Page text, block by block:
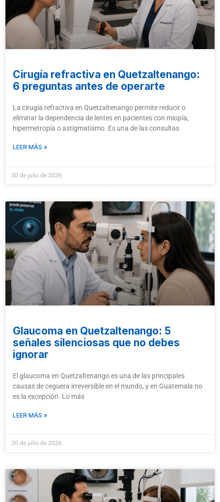
Cirugía refractiva en Quetzaltenango:
6 preguntas antes de operarte
La cirugía refractiva en Quetzaltenango permite reducir o
eliminar la dependencia de lentes en pacientes con miopía,
hipermetropía o astigmatismo. Es una de las consultas
LEER MÁS »
30 de julio de 2026
Glaucoma en Quetzaltenango: 5
señales silenciosas que no debes
ignorar
El glaucoma en Quetzaltenango es una de las principales
causas de ceguera irreversible en el mundo, y en Guatemala no
es la excepción. Lo más
LEER MÁS »
30 de julio de 2026